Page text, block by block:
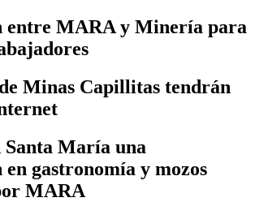
entre MARA y Minería para
Minas Capillitas tendrán
Santa María una
gastronomía y mozos
MARA